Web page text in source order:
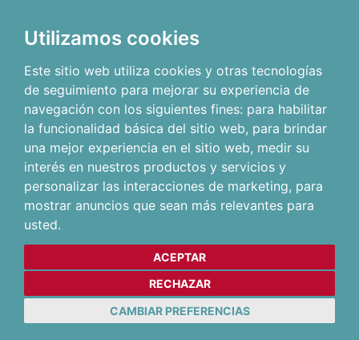
Utilizamos cookies
Este sitio web utiliza cookies y otras tecnologías
de seguimiento para mejorar su experiencia de
navegación con los siguientes fines: para habilitar
la funcionalidad básica del sitio web, para brindar
una mejor experiencia en el sitio web, medir su
interés en nuestros productos y servicios y
personalizar las interacciones de marketing, para
mostrar anuncios que sean más relevantes para
usted.
ACEPTAR
RECHAZAR
CAMBIAR PREFERENCIAS